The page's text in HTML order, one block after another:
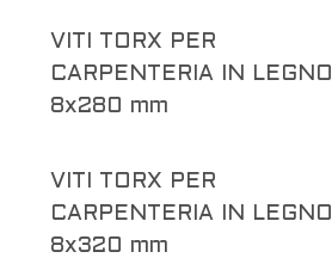
VITI TORX PER
CARPENTERIA IN LEGNO
8x280 mm
VITI TORX PER
CARPENTERIA IN LEGNO
8x320 mm